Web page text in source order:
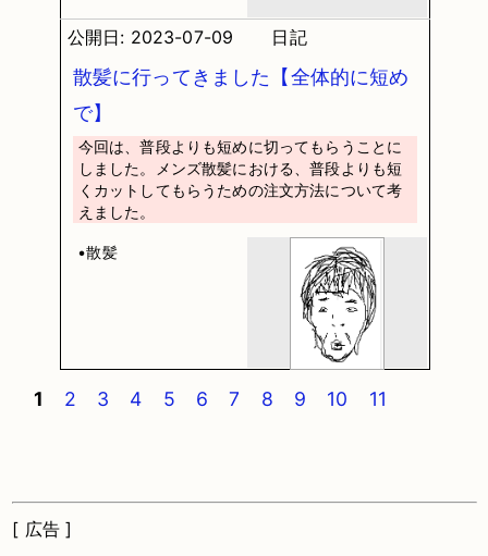
公開日: 2023-07-09 日記
散髪に行ってきました【全体的に短め
で】
今回は、普段よりも短めに切ってもらうことに
しました。メンズ散髪における、普段よりも短
くカットしてもらうための注文方法について考
えました。
•散髪
1 2 3 4 5 6 7 8 9 10 11
[ 広告 ]